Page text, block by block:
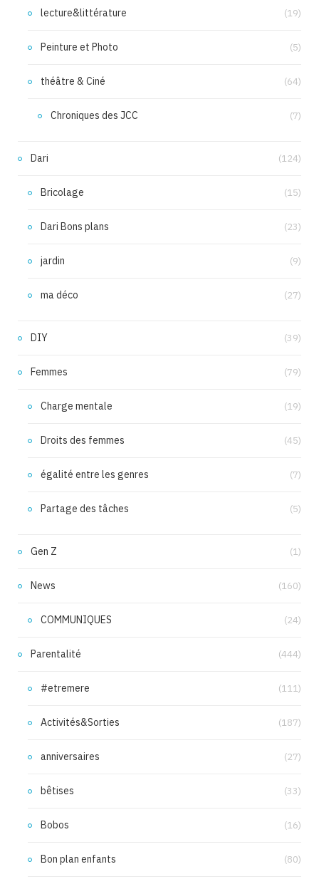
lecture&littérature (19)
Peinture et Photo (5)
théâtre & Ciné (64)
Chroniques des JCC (7)
Dari (124)
Bricolage (15)
Dari Bons plans (23)
jardin (9)
ma déco (27)
DIY (39)
Femmes (79)
Charge mentale (19)
Droits des femmes (45)
égalité entre les genres (7)
Partage des tâches (5)
Gen Z (1)
News (160)
COMMUNIQUES (24)
Parentalité (444)
#etremere (111)
Activités&Sorties (187)
anniversaires (27)
bêtises (33)
Bobos (16)
Bon plan enfants (80)